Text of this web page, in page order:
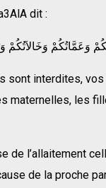
dit :
sont interdites,
maternelles, les
de l’allaitement
de la proche